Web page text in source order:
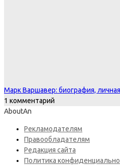
Марк Варшавер: биография,
1 комментарий
AboutAn
Рекламодателям
Правообладателям
Редакция сайта
Политика